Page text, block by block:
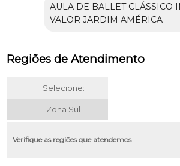
AULA DE BALLET CLÁSSICO
VALOR JARDIM AMÉRICA
Regiões de Atendimento
Selecione:
Zona Sul
Verifique as regiões que atendemos